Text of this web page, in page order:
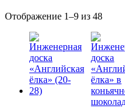
Отображение 1–9 из 48